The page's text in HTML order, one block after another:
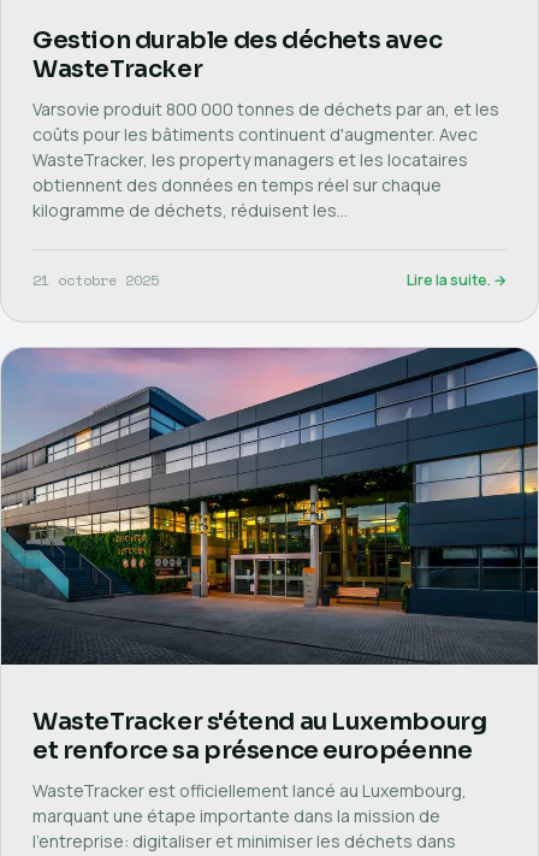
Gestion durable des déchets avec
WasteTracker
Varsovie produit 800 000 tonnes de déchets par an, et les
coûts pour les bâtiments continuent d'augmenter. Avec
WasteTracker, les property managers et les locataires
obtiennent des données en temps réel sur chaque
kilogramme de déchets, réduisent les…
21 octobre 2025 Lire la suite. →
WasteTracker s'étend au Luxembourg
et renforce sa présence européenne
WasteTracker est officiellement lancé au Luxembourg,
marquant une étape importante dans la mission de
l'entreprise: digitaliser et minimiser les déchets dans